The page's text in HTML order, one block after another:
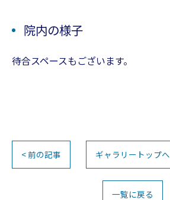
院内の様子
待合スペースもございます。
< 前の記事 ギャラリートップへ
一覧に戻る